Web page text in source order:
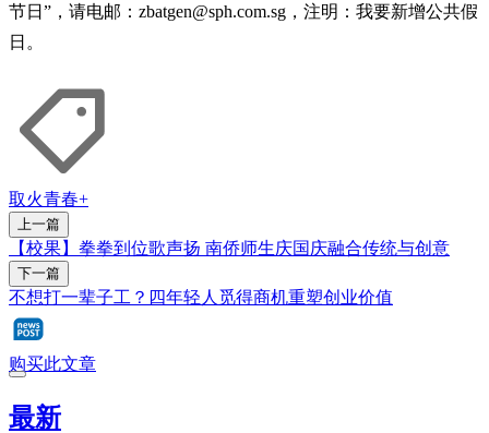
节日”，请电邮：zbatgen@sph.com.sg，注明：我要新增公共假
日。
取火青春+
上一篇
【校果】拳拳到位歌声扬 南侨师生庆国庆融合传统与创意
下一篇
不想打一辈子工？四年轻人觅得商机重塑创业价值
购买此文章
最新